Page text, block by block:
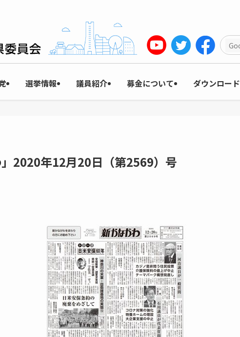
選挙情報 議員紹介 募金について ダウンロード
」2020年12月20日（第2569）号